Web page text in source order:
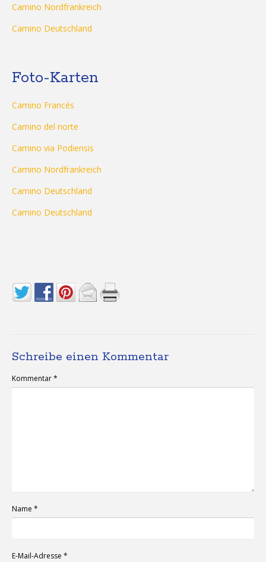
Camino Nordfrankreich
Camino Deutschland
Foto-Karten
Camino Francés
Camino del norte
Camino via Podiensis
Camino Nordfrankreich
Camino Deutschland
Camino Deutschland
Schreibe einen Kommentar
Kommentar*
Name *
E-Mail-Adresse *